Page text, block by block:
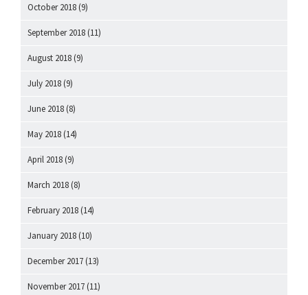
October 2018 (9)
September 2018 (11)
August 2018 (9)
July 2018 (9)
June 2018 (8)
May 2018 (14)
April 2018 (9)
March 2018 (8)
February 2018 (14)
January 2018 (10)
December 2017 (13)
November 2017 (11)